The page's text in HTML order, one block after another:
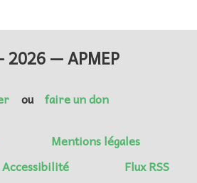
2026 — APMEP
ou faire un don
Mentions légales
Accessibilité Flux RSS